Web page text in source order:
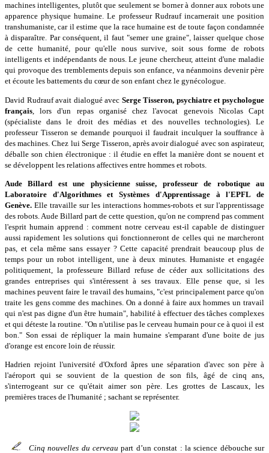
machines intelligentes, plutôt que seulement se borner à donner aux robots une
apparence physique humaine. Le professeur Rudrauf incarnerait une position
transhumaniste, car il estime que la race humaine est de toute façon condamnée
à disparaître. Par conséquent, il faut "semer une graine", laisser quelque chose
de cette humanité, pour qu'elle nous survive, soit sous forme de robots
intelligents et indépendants de nous. Le jeune chercheur, atteint d'une maladie
qui provoque des tremblements depuis son enfance, va néanmoins devenir père
et écoute les battements du cœur de son enfant chez le gynécologue.
David Rudrauf avait dialogué avec Serge Tisseron, psychiatre et psychologue
français , lors d'un repas organisé chez l'avocat genevois Nicolas Capt
(spécialiste dans le droit des médias et des nouvelles technologies). Le
professeur Tisseron se demande pourquoi il faudrait inculquer la souffrance à
des machines. Chez lui Serge Tisseron, après avoir dialogué avec son aspirateur,
déballe son chien électronique : il étudie en effet la manière dont se nouent et
se développent les relations affectives entre hommes et robots.
Aude Billard est une physicienne suisse, professeur de robotique au
Laboratoire d'Algorithmes et Systèmes d'Apprentissage à l'EPFL de
Genève. Elle travaille sur les interactions hommes-robots et sur l'apprentissage
des robots. Aude Billard part de cette question, qu'on ne comprend pas comment
l'esprit humain apprend : comment notre cerveau est-il capable de distinguer
aussi rapidement les solutions qui fonctionneront de celles qui ne marcheront
pas, et cela même sans essayer ? Cette capacité prendrait beaucoup plus de
temps pour un robot intelligent, une à deux minutes. Humaniste et engagée
politiquement, la professeure Billard refuse de céder aux sollicitations des
grandes entreprises qui s'intéressent à ses travaux. Elle pense que, si les
machines peuvent faire le travail des humains, "c'est principalement parce qu'on
traite les gens comme des machines. On a donné à faire aux hommes un travail
qui n'est pas digne d'un être humain", habilité à effectuer des tâches complexes
et qui déteste la routine. "On n'utilise pas le cerveau humain pour ce à quoi il est
bon." Son essai de répliquer la main humaine s'emparant d'une boite de jus
d'orange est encore loin de réussir.
Hadrien rejoint l'université d'Oxford âpres une séparation d'avec son père à
l'aéroport qui se souvient de la question de son fils, âgé de cinq ans,
s'interrogeant sur ce qu'était aimer son père. Les grottes de Lascaux, les
premières traces de l'humanité ; sachant se représenter.
Cinq nouvelles du cerveau part d’un constat : la science débouche sur